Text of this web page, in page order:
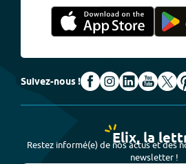
Suivez-nous !
Elix, la
Restez informé(e) de nos actus et des
newsletter !